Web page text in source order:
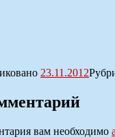
23.11.2012
вам необходимо